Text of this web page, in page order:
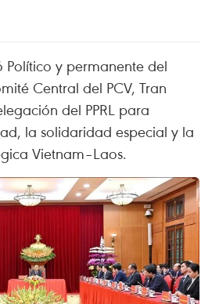
Político y permanente del
Central del PCV, Tran
del PPRL para
la solidaridad especial y la
Vietnam–Laos.